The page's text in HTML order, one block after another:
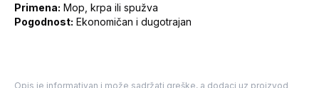
Primena: Mop, krpa ili spužva
Pogodnost: Ekonomičan i dugotrajan
Opis je informativan i može sadržati greške, a dodaci uz proizvod